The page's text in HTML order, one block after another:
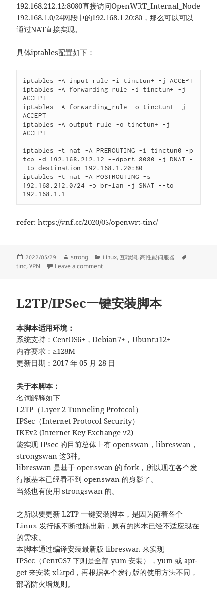
192.168.212.12:8080直接访问OpenWRT_Internal_Node
192.168.1.0/24网段中的192.168.1.20:80，那么可以可以
通过NAT直接实现。
具体iptables配置如下：
iptables -A input_rule -i tinctun+ -j ACCEPT
iptables -A forwarding_rule -i tinctun+ -j
ACCEPT
iptables -A forwarding_rule -o tinctun+ -j
ACCEPT
iptables -A output_rule -o tinctun+ -j
ACCEPT
iptables -t nat -A PREROUTING -i tinctun0 -p
tcp -d 192.168.212.12 --dport 8080 -j DNAT -
-to-destination 192.168.1.20:80
iptables -t nat -A POSTROUTING -s
192.168.212.0/24 -o br-lan -j SNAT --to
192.168.1.1
refer: https://vnf.cc/2020/03/openwrt-tinc/
Posted
on
2022/05/29 Author
strong Categories
Linux,互聯網,高性能伺服器
tinc,VPN Leave a commenton penWRT 结合 tinc 组自己的 SDLAN（
L2TP/IPSec一键安装脚本
本脚本适用环境：
系统支持：CentOS6+，Debian7+，Ubuntu12+
内存要求：≥128M
更新日期：2017 年 05 月 28 日
关于本脚本：
名词解释如下
L2TP（Layer 2 Tunneling Protocol）
IPSec（Internet Protocol Security）
IKEv2 (Internet Key Exchange v2)
能实现 IPsec 的目前总体上有 openswan，libreswan，
strongswan 这3种。
libreswan 是基于 openswan 的 fork，所以现在各个发
行版基本已经看不到 openswan 的身影了。
当然也有使用 strongswan 的。
之所以要更新 L2TP 一键安装脚本，是因为随着各个
Linux 发行版不断推陈出新，原有的脚本已经不适应现在
的需求。
本脚本通过编译安装最新版 libreswan 来实现
IPSec（CentOS7 下则是全部 yum 安装），yum 或 apt-
get 来安装 xl2tpd，再根据各个发行版的使用方法不同，
部署防火墙规则。